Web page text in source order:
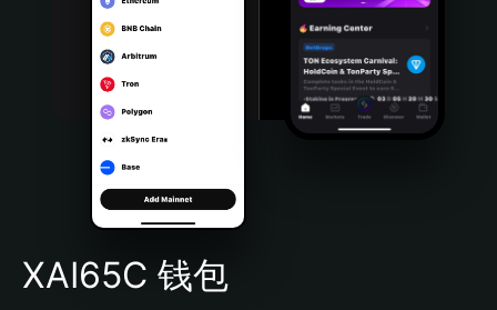
Português (Portugal)
Bahasa Indonesia
Português (Brasil)
Español (Argentina)
XAI65C 钱包